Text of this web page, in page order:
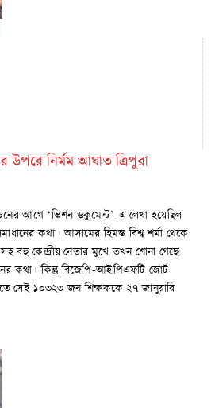
নির্মম আঘাত ত্রিপুরা
আগে ‘ভিশন ডকুমেন্ট’-এ লেখা হয়েছিল
কথা। আসামের হিমন্ত বিশ্ব শর্মা থেকে
সহ বহু কেন্দ্রীয় নেতার মুখে তখন শোনা গেছে
কথা। কিন্তু বিজেপি-আইপিএফটি জোট
সেই ১০৩২৩ জন শিক্ষককে ২৭ জানুয়ারি